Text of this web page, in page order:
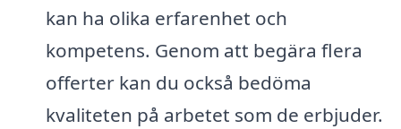
kan ha olika erfarenhet och
kompetens. Genom att begära flera
offerter kan du också bedöma
kvaliteten på arbetet som de erbjuder.